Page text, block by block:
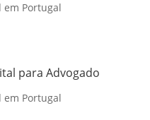
Portugal
para Advogado
Portugal